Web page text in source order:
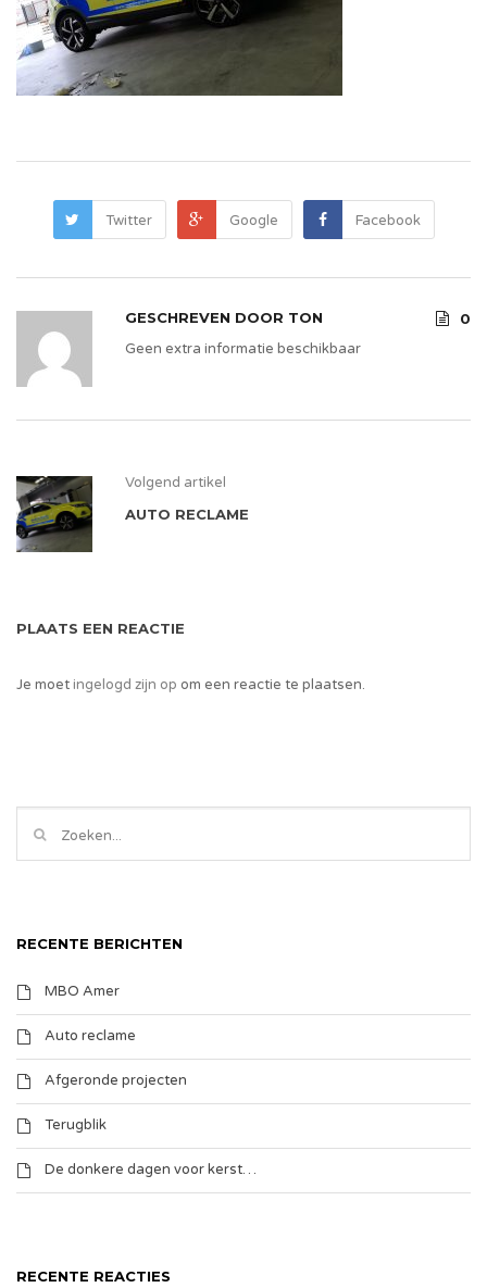
Twitter Google Facebook
GESCHREVEN DOOR TON
0
Geen extra informatie beschikbaar
Volgend artikel
AUTO RECLAME
PLAATS EEN REACTIE
Je moetingelogd zijn op om een reactie te plaatsen.
RECENTE BERICHTEN
MBO Amer
Auto reclame
Afgeronde projecten
Terugblik
De donkere dagen voor kerst…
RECENTE REACTIES